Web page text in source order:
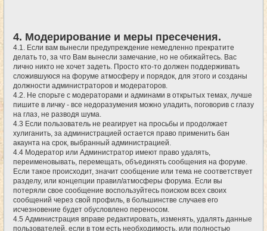
4. Модерирование и меры пресечения.
4.1. Если вам вынесли предупреждение немедленно прекратите
делать то, за что Вам вынесли замечание, но не обижайтесь. Вас
лично никто не хочет задеть. Просто кто-то должен поддерживать
сложившуюся на форуме атмосферу и порядок, для этого и созданы
должности администраторов и модераторов.
4.2. Не спорьте с модераторами и админами в открытых темах, лучше
пишите в личку - все недоразумения можно уладить, поговорив с глазу
на глаз, не разводя шума.
4.3 Если пользователь не реагирует на просьбы и продолжает
хулиганить, за администрацией остается право применить бан
акаунта на срок, выбранный администрацией.
4.4 Модератор или Администратор имеют право удалять,
переименовывать, перемещать, объединять сообщения на форуме.
Если такое происходит, значит сообщение или тема не соответствует
разделу, или концепции правил/атмосферы форума. Если вы
потеряли свое сообщение воспользуйтесь поиском всех своих
сообщений через свой профиль, в большинстве случаев его
исчезновение будет обусловлено переносом.
4.5 Администрация вправе редактировать, изменять, удалять данные
пользователей, если в том есть необходимость, или полностью